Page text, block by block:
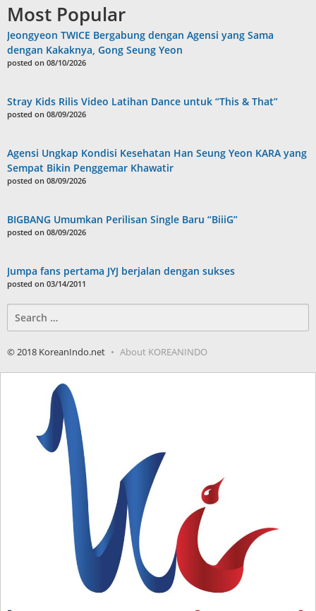
Most Popular
Jeongyeon TWICE Bergabung dengan Agensi yang Sama
dengan Kakaknya, Gong Seung Yeon
posted on 08/10/2026
Stray Kids Rilis Video Latihan Dance untuk “This & That”
posted on 08/09/2026
Agensi Ungkap Kondisi Kesehatan Han Seung Yeon KARA yang
Sempat Bikin Penggemar Khawatir
posted on 08/09/2026
BIGBANG Umumkan Perilisan Single Baru “BiiiG”
posted on 08/09/2026
Jumpa fans pertama JYJ berjalan dengan sukses
posted on 03/14/2011
for:
© 2018 KoreanIndo.net About KOREANINDO